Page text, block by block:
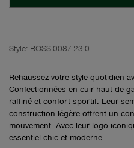
Style: BOSS-0087-23-0
Rehaussez votre style quotidien
Confectionnées en cuir haut de
raffiné et confort sportif. Leur
construction légère offrent un
mouvement. Avec leur logo
essentiel chic et moderne.